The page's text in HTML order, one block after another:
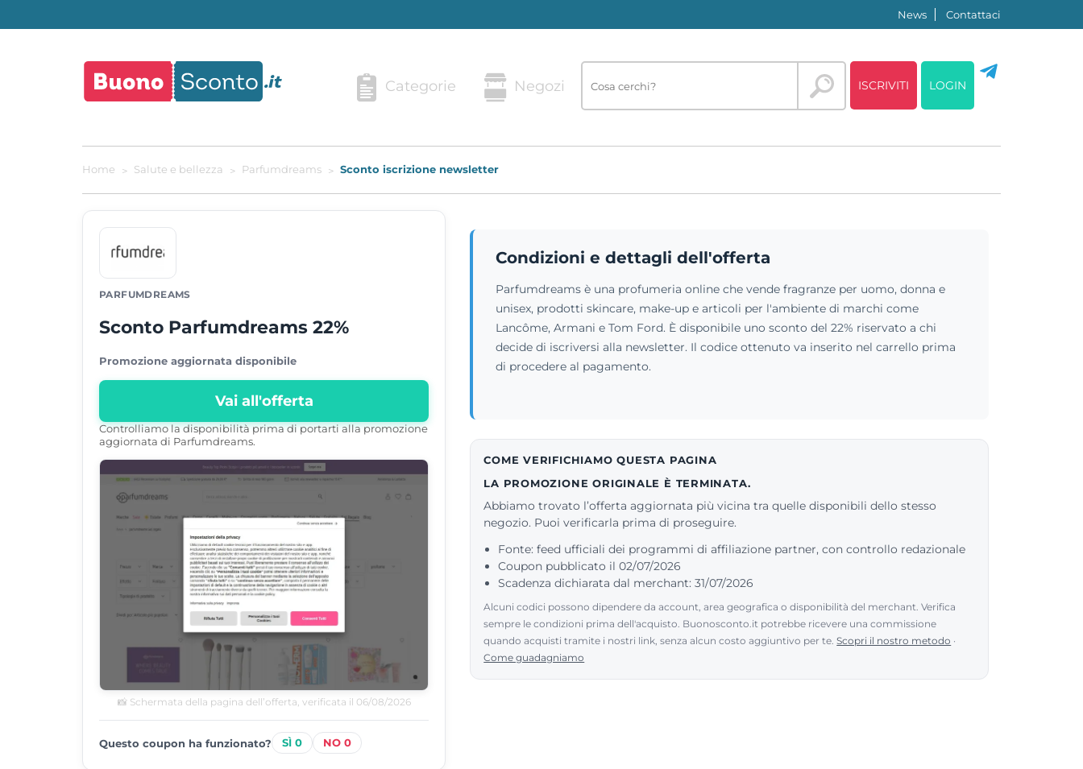
News Contattaci
Categorie Negozi ISCRIVITI LOGIN
Home Salute e bellezza Parfumdreams Sconto iscrizione newsletter
PARFUMDREAMS
Sconto Parfumdreams 22%
Promozione aggiornata disponibile
Vai all'offerta
Controlliamo la disponibilità prima di portarti alla promozione
aggiornata di Parfumdreams.
📸 Schermata della pagina dell’offerta, verificata il 06/08/2026
Questo coupon ha funzionato? 0 0
Condizioni e dettagli dell'offerta
Parfumdreams è una profumeria online che vende fragranze per uomo, donna e
unisex, prodotti skincare, make-up e articoli per l'ambiente di marchi come
Lancôme, Armani e Tom Ford. È disponibile uno sconto del 22% riservato a chi
decide di iscriversi alla newsletter. Il codice ottenuto va inserito nel carrello prima
di procedere al pagamento.
COME VERIFICHIAMO QUESTA PAGINA
LA PROMOZIONE ORIGINALE È TERMINATA.
Abbiamo trovato l’offerta aggiornata più vicina tra quelle disponibili dello stesso
negozio. Puoi verificarla prima di proseguire.
Fonte: feed ufficiali dei programmi di affiliazione partner, con controllo redazionale
Coupon pubblicato il 02/07/2026
Scadenza dichiarata dal merchant: 31/07/2026
Alcuni codici possono dipendere da account, area geografica o disponibilità del merchant. Verifica
sempre le condizioni prima dell'acquisto. Buonosconto.it potrebbe ricevere una commissione
quando acquisti tramite i nostri link, senza alcun costo aggiuntivo per te.Scopri il nostro metodo ·
Come guadagniamo